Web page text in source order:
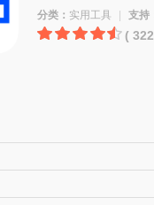
分类： 实用工具 支持
(